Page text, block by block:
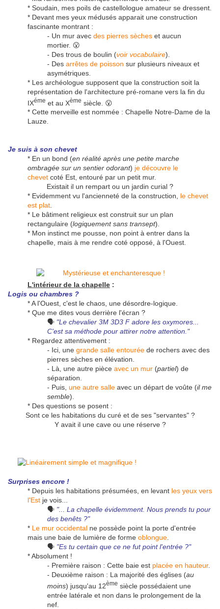
* Soudain, mes poils de castellologue amateur se dressent.
* Devant mes yeux médusés apparait une construction
fascinante montrant :
- Un mur avec des pierres sèches et aucun
mortier. 😮
- Des trous de boulin (voir vocabulaire).
- Des arrêtes de poisson sur plusieurs niveaux et
asymétriques.
* Les archéologue supposent que la construction soit la
représentation de l'architecture pré-romane vers la fin du
IXéme et au Xème siècle. 😮
* Cette merveille est nommée : Chapelle Notre-Dame de la
Lauze.
Je suis à son chevet
* En un bond (en réalité après une petite marche
ombragée sur un sentier odorant) je découvre le
chevet coté Est, entouré par un petit mur.
Existait il un rempart ou un jardin curial ?
* Evidemment vu l'ancienneté de la construction, le chevet
est plat
* Le bâtiment religieux est construit sur un plan
rectangulaire (logiquement sans transept).
* Mon instinct me pousse, non point à entrer dans la
chapelle, mais à me rendre coté opposé, à l'Ouest.
L'intérieur de la chapelle :
Logis ou chambres ?
* A l'Ouest, c'est le chaos, une désordre-logique.
* Que me dites vous derrière l'écran ?
🗣 "Le chevalier 3M 3D3 F adore les oxymores...
C'est sa méthode pour attirer notre attention."
* Regardez attentivement :
- Ici, une grande salle entourée de rochers avec des
pierres sèches en élévation.
- Là, une autre pièce avec un mur (partiel) de
séparation.
- Puis, une autre salle avec un départ de voûte (il me
semble).
* Des questions se posent :
Sont ce les habitations du curé et de ses "servantes" ?
Y avait il une cave ou une réserve ?
Surprises encore !
* Depuis les habitations présumées, en levant les yeux vers
l'Est je vois...
🗣 "... La chapelle évidemment. Nous prends tu pour
des benêts ?"
* Le mur occidental ne possède point la porte d'entrée
mais une baie de lumière de forme oblongue
🗣 "Es tu certain que ce ne fut point l'entrée ?"
* Absolument !
- Première raison : Cette baie est placée en hauteur.
- Deuxième raison : La majorité des églises (au
moins) jusqu'au 12ème siècle possédaient une
entrée latérale et non dans le prolongement de la
nef.